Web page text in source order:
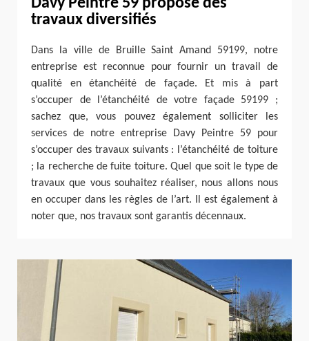
Davy Peintre 59 propose des
travaux diversifiés
Dans la ville de Bruille Saint Amand 59199, notre
entreprise est reconnue pour fournir un travail de
qualité en étanchéité de façade. Et mis à part
s’occuper de l’étanchéité de votre façade 59199 ;
sachez que, vous pouvez également solliciter les
services de notre entreprise Davy Peintre 59 pour
s’occuper des travaux suivants : l’étanchéité de toiture
; la recherche de fuite toiture. Quel que soit le type de
travaux que vous souhaitez réaliser, nous allons nous
en occuper dans les règles de l’art. Il est également à
noter que, nos travaux sont garantis décennaux.